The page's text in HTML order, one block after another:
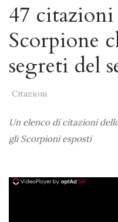
47
Scorpione
segreti del
Citazioni
Un elenco di citazioni
gli Scorpioni esposti